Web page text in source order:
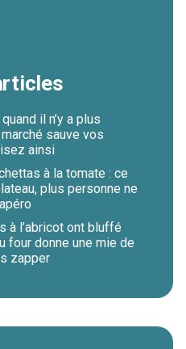
il n’y a plus
sauve vos
ainsi
à la tomate : ce
plus personne ne
à l’abricot ont bluffé
four donne une mie de
zapper